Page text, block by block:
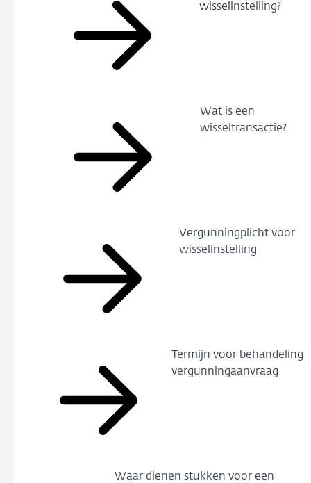
wisselinstelling?
Wat is een
wisseltransactie?
Vergunningplicht voor
wisselinstelling
Termijn voor behandeling
vergunningaanvraag
Waar dienen stukken voor een